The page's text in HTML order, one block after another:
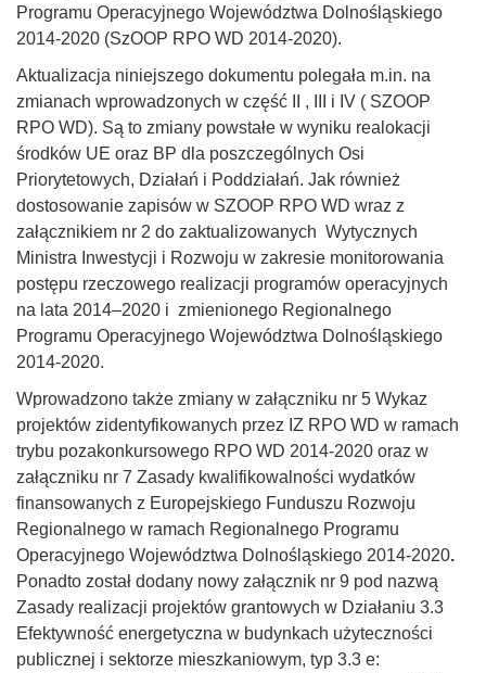
Programu Operacyjnego Województwa Dolnośląskiego
2014-2020 (SzOOP RPO WD 2014-2020).
Aktualizacja niniejszego dokumentu polegała m.in. na
zmianach wprowadzonych w część II , III i IV ( SZOOP
RPO WD). Są to zmiany powstałe w wyniku realokacji
środków UE oraz BP dla poszczególnych Osi
Priorytetowych, Działań i Poddziałań. Jak również
dostosowanie zapisów w SZOOP RPO WD wraz z
załącznikiem nr 2 do zaktualizowanych Wytycznych
Ministra Inwestycji i Rozwoju w zakresie monitorowania
postępu rzeczowego realizacji programów operacyjnych
na lata 2014–2020 i zmienionego Regionalnego
Programu Operacyjnego Województwa Dolnośląskiego
2014-2020.
Wprowadzono także zmiany w załączniku nr 5 Wykaz
projektów zidentyfikowanych przez IZ RPO WD w ramach
trybu pozakonkursowego RPO WD 2014-2020 oraz w
załączniku nr 7 Zasady kwalifikowalności wydatków
finansowanych z Europejskiego Funduszu Rozwoju
Regionalnego w ramach Regionalnego Programu
Operacyjnego Województwa Dolnośląskiego 2014-2020.
Ponadto został dodany nowy załącznik nr 9 pod nazwą
Zasady realizacji projektów grantowych w Działaniu 3.3
Efektywność energetyczna w budynkach użyteczności
publicznej i sektorze mieszkaniowym, typ 3.3 e: